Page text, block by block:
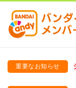
重要なお知らせ